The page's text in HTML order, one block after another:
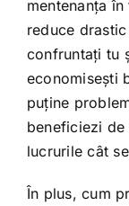
mentenanța
reduce
confruntați tu
economisești
puține
beneficiezi
lucrurile cât
În plus, cum